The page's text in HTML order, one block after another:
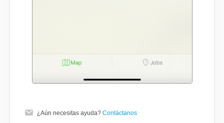
¿Aún necesitas ayuda? Contáctanos